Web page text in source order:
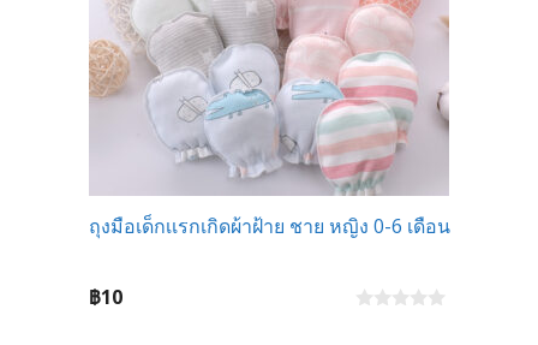
ถุงมือเด็กเเรกเกิดผ้าฝ้าย ชาย หญิง 0-6 เดือน
฿10